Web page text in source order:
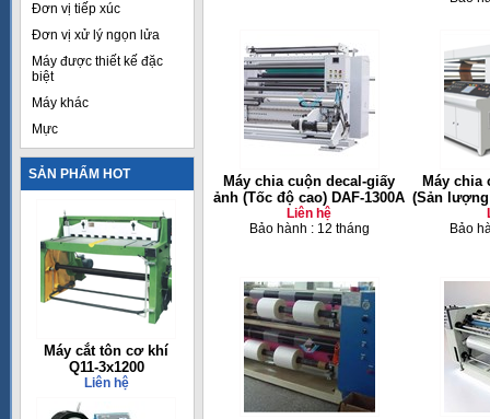
Đơn vị tiếp xúc
Đơn vị xử lý ngọn lửa
Máy được thiết kế đặc
biệt
Máy khác
Mực
SẢN PHẨM HOT
Máy cắt tôn cơ khí
Q11-3x1200
Liên hệ
Máy chia cuộn decal-giấy
ảnh (Tốc độ cao) DAF-1300A
Liên hệ
Bảo hành : 12 tháng
Máy chia
(Sản lượng
Bảo